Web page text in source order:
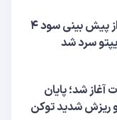
رابین هود با وجود عبور از پیش بینی سود ۴
سرد شد
شد؛ پایان
و ریزش شدید توکن